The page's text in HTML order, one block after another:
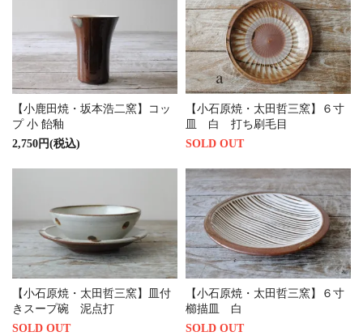
【小鹿田焼・坂本浩二窯】コッ
プ 小 飴釉
2,750円(税込)
【小石原焼・太田哲三窯】６寸
皿 白 打ち刷毛目
SOLD OUT
【小石原焼・太田哲三窯】皿付
きスープ碗 泥点打
SOLD OUT
【小石原焼・太田哲三窯】６寸
櫛描皿 白
SOLD OUT